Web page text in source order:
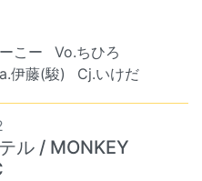
こー
Vo.ちひろ
伊藤(駿) Cj.いけだ
ル / MONKEY